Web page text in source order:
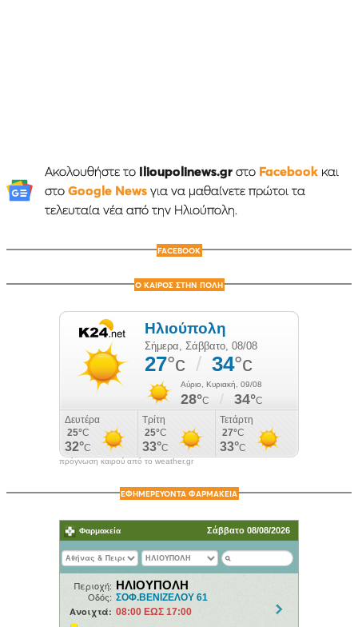
Ακολουθήστε το Ilioupolinews.grστο Facebookκαι
στο Google Newsγια να μαθαίνετε πρώτοι τα
τελευταία νέα από την Ηλιούπολη.
FACEBOOK
Ο ΚΑΙΡΟΣ ΣΤΗΝ ΠΟΛΗ
πρόγνωση καιρού από το weather.gr
ΕΦΗΜΕΡΕΥΟΝΤΑ ΦΑΡΜΑΚΕΙΑ